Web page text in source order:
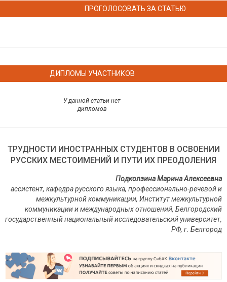
ПРОГОЛОСОВАТЬ ЗА СТАТЬЮ
ДИПЛОМЫ УЧАСТНИКОВ
У данной статьи нет
дипломов
ТРУДНОСТИ ИНОСТРАННЫХ СТУДЕНТОВ В ОСВОЕНИИ
РУССКИХ МЕСТОИМЕНИЙ И ПУТИ ИХ ПРЕОДОЛЕНИЯ
Подколзина Марина Алексеевна
ассистент, кафедра русского языка, профессионально-речевой и
межкультурной коммуникации, Институт межкультурной
коммуникации и международных отношений, Белгородский
государственный национальный исследовательский университет,
РФ, г. Белгород